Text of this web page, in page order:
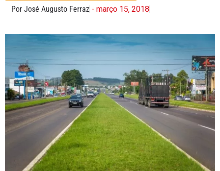
Por José Augusto Ferraz - março 15, 2018